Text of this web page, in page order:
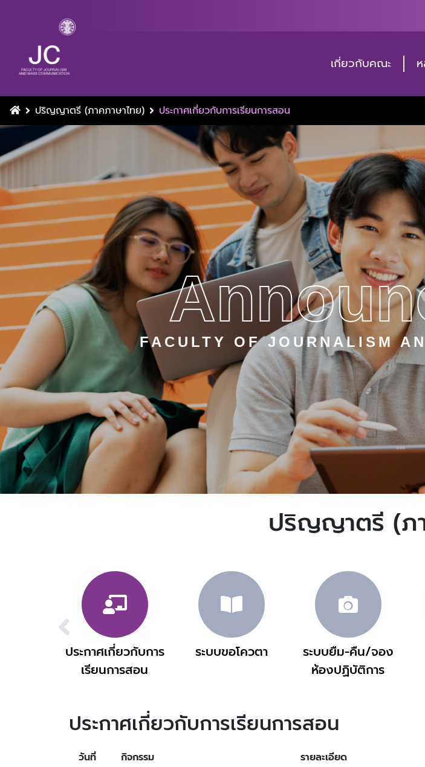
เกี่ยวกับคณะ
ปริญญาตรี (ภาคภาษาไทย) ประกาศเกี่ยวกับการเรียนการสอน
FACULTY OF JOURNALISM
ปริญญาตรี (ภ
ประกาศเกี่ยวกับการ
เรียนการสอน
ระบบขอโควตา
ระบบยืม-คืน/จอง
ห้องปฏิบัติการ
ประกาศเกี่ยวกับการเรียนการสอน
วันที่ กิจกรรม รายละเอียด